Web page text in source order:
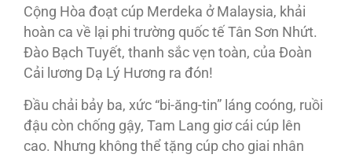
Cộng Hòa đoạt cúp Merdeka ở Malaysia, khải
hoàn ca về lại phi trường quốc tế Tân Sơn Nhứt.
Ðào Bạch Tuyết, thanh sắc vẹn toàn, của Ðoàn
Cải lương Dạ Lý Hương ra đón!
Ðầu chải bảy ba, xức “bi-ăng-tin” láng coóng, ruồi
đậu còn chống gậy, Tam Lang giơ cái cúp lên
cao. Nhưng không thể tặng cúp cho giai nhân